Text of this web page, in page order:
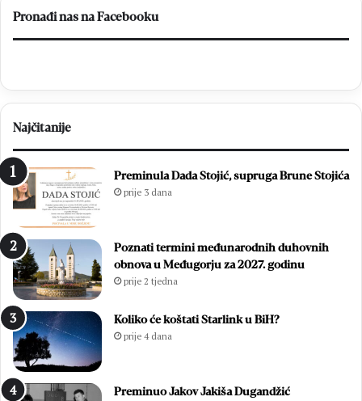
otvorila
Pronađi nas na Facebooku
Najčitanije
Preminula Dada Stojić, supruga Brune Stojića
prije 3 dana
Poznati termini međunarodnih duhovnih
obnova u Međugorju za 2027. godinu
prije 2 tjedna
Koliko će koštati Starlink u BiH?
prije 4 dana
Preminuo Jakov Jakiša Dugandžić